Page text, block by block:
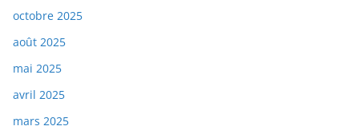
octobre 2025
août 2025
mai 2025
avril 2025
mars 2025